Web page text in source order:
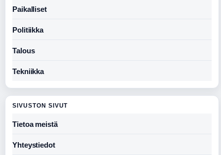
Paikalliset
Politiikka
Talous
Tekniikka
SIVUSTON SIVUT
Tietoa meistä
Yhteystiedot